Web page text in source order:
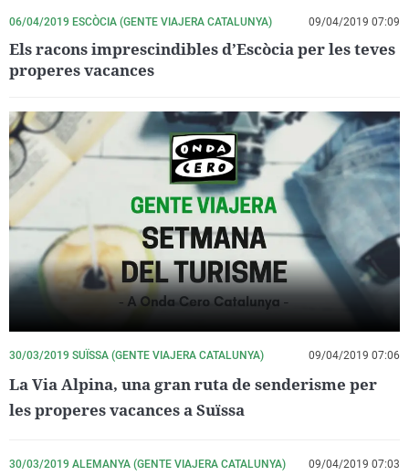
06/04/2019 ESCÒCIA (GENTE VIAJERA CATALUNYA) 09/04/2019 07:09
Els racons imprescindibles d’Escòcia per les teves
properes vacances
30/03/2019 SUÏSSA (GENTE VIAJERA CATALUNYA) 09/04/2019 07:06
La Via Alpina, una gran ruta de senderisme per
les properes vacances a Suïssa
30/03/2019 ALEMANYA (GENTE VIAJERA CATALUNYA) 09/04/2019 07:03